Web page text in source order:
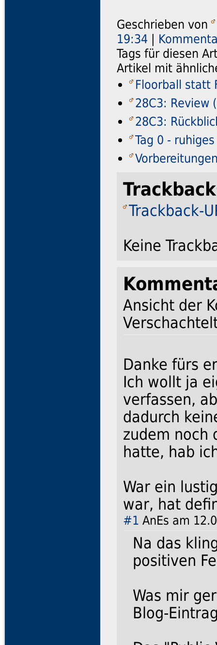
Geschrieben von
19:34 |
Tags für diesen
Artikel mit
Floorball statt
28C3: Review
28C3:
Tag 0 -
Trackback-
Keine
Ansicht der
Danke fürs
Ich wollt ja
verfassen,
dadurch
zudem noch
hatte, hab
War ein
war, hat
#1 AnEs am
Na das
positiven
Was mir
Blog-